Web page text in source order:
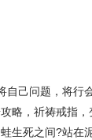
自己问题，将行
略，祈祷戒指，
生死之间?站在